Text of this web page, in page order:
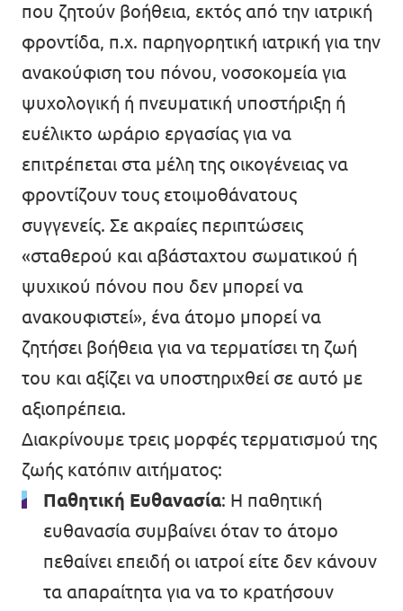
Καταστατικό
Διαφάνεια
που ζητούν βοήθεια, εκτός από την ιατρική
φροντίδα, π.χ. παρηγορητική ιατρική για την
ανακούφιση του πόνου, νοσοκομεία για
ψυχολογική ή πνευματική υποστήριξη ή
ευέλικτο ωράριο εργασίας για να
επιτρέπεται στα μέλη της οικογένειας να
φροντίζουν τους ετοιμοθάνατους
συγγενείς. Σε ακραίες περιπτώσεις
«σταθερού και αβάσταχτου σωματικού ή
ψυχικού πόνου που δεν μπορεί να
ανακουφιστεί», ένα άτομο μπορεί να
ζητήσει βοήθεια για να τερματίσει τη ζωή
του και αξίζει να υποστηριχθεί σε αυτό με
αξιοπρέπεια.
Διακρίνουμε τρεις μορφές τερματισμού της
ζωής κατόπιν αιτήματος:
Παθητική Ευθανασία: Η παθητική
ευθανασία συμβαίνει όταν το άτομο
πεθαίνει επειδή οι ιατροί είτε δεν κάνουν
τα απαραίτητα για να το κρατήσουν